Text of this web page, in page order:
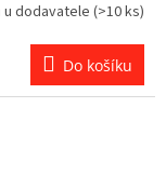
u dodavatele(>10 ks)
Do košíku